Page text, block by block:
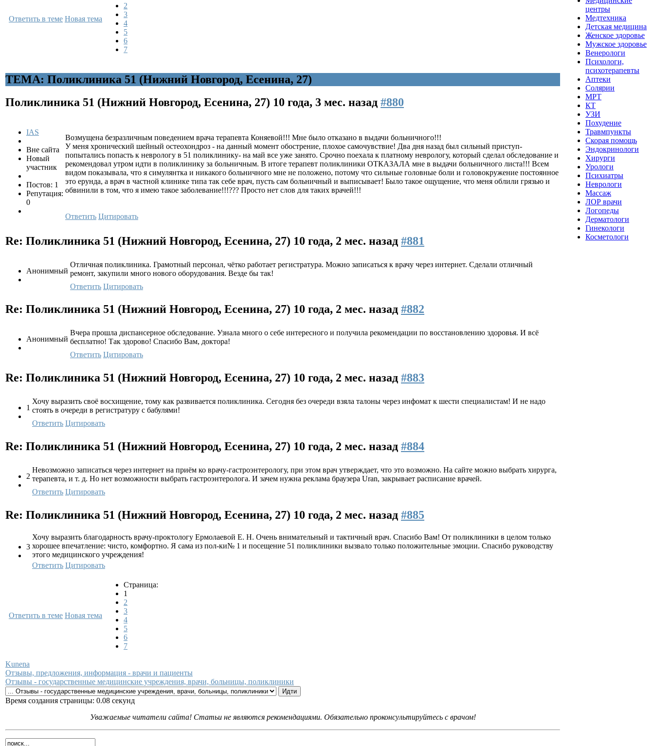
Ответить в теме Новая тема
2
3
4
5
6
7
ТЕМА: Поликлиника 51 (Нижний Новгород, Есенина, 27)
Поликлиника 51 (Нижний Новгород, Есенина, 27) 10 года, 3 мес. назад #880
IAS
Вне сайта
Новый
участник
Постов: 1
Репутация:
0
Возмущена безразличным поведением врача терапевта Коняевой!!! Мне было отказано в выдачи больничного!!!
У меня хронический шейный остеохондроз - на данный момент обострение, плохое самочувствие! Два дня назад был сильный приступ-
попытались попасть к неврологу в 51 поликлинику- на май все уже занято. Срочно поехала к платному неврологу, который сделал обследование и
рекомендовал утром идти в поликлинику за больничным. В итоге терапевт поликлиники ОТКАЗАЛА мне в выдачи больничного листа!!! Всем
видом показывала, что я симулянтка и никакого больничного мне не положено, потому что сильные головные боли и головокружение постоянное
это ерунда, а врач в частной клинике типа так себе врач, пусть сам больничный и выписывает! Было такое ощущение, что меня облили грязью и
обвинили в том, что я имею такое заболевание!!!??? Просто нет слов для таких врачей!!!
Ответить Цитировать
Re: Поликлиника 51 (Нижний Новгород, Есенина, 27) 10 года, 2 мес. назад #881
Анонимный
Отличная поликлиника. Грамотный персонал, чётко работает регистратура. Можно записаться к врачу через интернет. Сделали отличный
ремонт, закупили много нового оборудования. Везде бы так!
Ответить Цитировать
Re: Поликлиника 51 (Нижний Новгород, Есенина, 27) 10 года, 2 мес. назад #882
Анонимный
Вчера прошла диспансерное обследование. Узнала много о себе интересного и получила рекомендации по восстановлению здоровья. И всё
бесплатно! Так здорово! Спасибо Вам, доктора!
Ответить Цитировать
Re: Поликлиника 51 (Нижний Новгород, Есенина, 27) 10 года, 2 мес. назад #883
1
Хочу выразить своё восхищение, тому как развивается поликлиника. Сегодня без очереди взяла талоны через инфомат к шести специалистам! И не надо
стоять в очереди в регистратуру с бабулями!
Ответить Цитировать
Re: Поликлиника 51 (Нижний Новгород, Есенина, 27) 10 года, 2 мес. назад #884
2
Невозможно записаться через интернет на приём ко врачу-гастроэнтерологу, при этом врач утверждает, что это возможно. На сайте можно выбрать хирурга,
терапевта, и т. д. Но нет возможности выбрать гастроэнтеролога. И зачем нужна реклама браузера Uran, закрывает расписание врачей.
Ответить Цитировать
Re: Поликлиника 51 (Нижний Новгород, Есенина, 27) 10 года, 2 мес. назад #885
3
Хочу выразить благодарность врачу-проктологу Ермолаевой Е. Н. Очень внимательный и тактичный врач. Спасибо Вам! От поликлиники в целом только
хорошее впечатление: чисто, комфортно. Я сама из пол-ки№ 1 и посещение 51 поликлиники вызвало только положительные эмоции. Спасибо руководству
этого медицинского учреждения!
Ответить Цитировать
Ответить в теме Новая тема
Страница:
1
2
3
4
5
6
7
Kunena
Отзывы, предложения, информация - врачи и пациенты
Отзывы - государственные медицинские учреждения, врачи, больницы, поликлиники
Время создания страницы: 0.08 секунд
Уважаемые читатели сайта! Статьи не являются рекомендациями. Обязательно проконсультируйтесь с врачом!
центры
Медтехника
Детская медицина
Женское здоровье
Мужское здоровье
Венерологи
Психологи,
психотерапевты
Аптеки
Солярии
МРТ
КТ
УЗИ
Похудение
Травмпункты
Скорая помощь
Эндокринологи
Хирурги
Урологи
Психиатры
Неврологи
Массаж
ЛОР врачи
Логопеды
Дерматологи
Гинекологи
Косметологи